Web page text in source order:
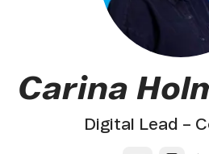
Carina
Digital Lead –